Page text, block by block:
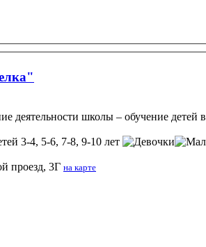
деятельности школы – обучение детей
3-4, 5-6, 7-8, 9-10 лет
проезд, 3Г на карте